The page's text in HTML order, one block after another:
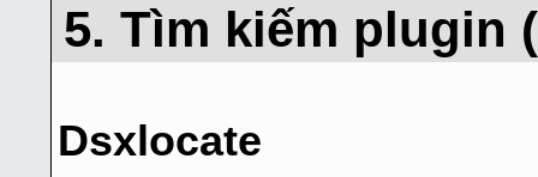
5. Tìm kiếm plugin
Dsxlocate